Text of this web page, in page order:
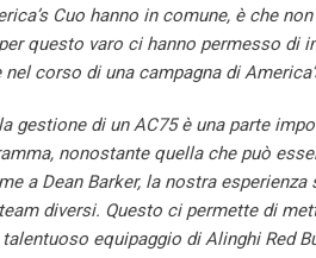
Cuo hanno in comune, è che
questo varo ci hanno permesso di
corso di una campagna di
la gestione di un AC75 è una parte
nonostante quella che può
a Dean Barker, la nostra
diversi. Questo ci permette di
equipaggio di Alinghi Red